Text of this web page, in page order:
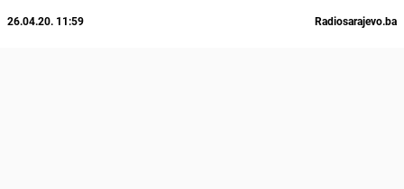
26.04.20. 11:59 Radiosarajevo.ba